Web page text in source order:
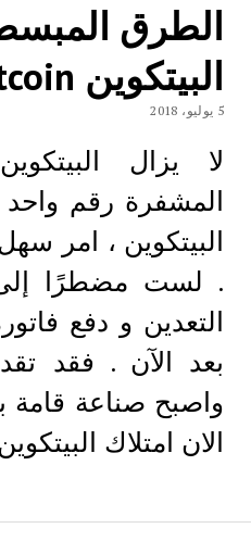
الطرق
البيتكوين bitcoin
5 يوليو، 2018
لا يزال
المشفرة رقم
البيتكوين ، امر
. لست مضطرًا
التعدين و دفع
بعد الآن . فقد
واصبح صناعة قامة
الان امتلاك